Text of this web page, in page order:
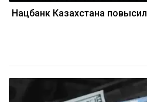
Нацбанк Казахстана